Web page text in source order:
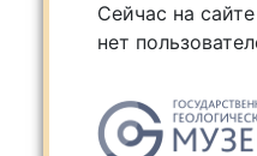
Сейчас на
нет